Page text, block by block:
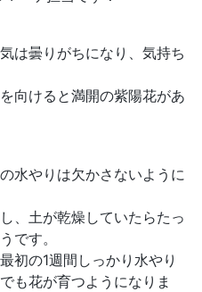
は曇りがちになり、気持ち
向けると満開の紫陽花があ
水やりは欠かさないように
、土が乾燥していたらたっ
です。
初の1週間しっかり水やり
も花が育つようになりま